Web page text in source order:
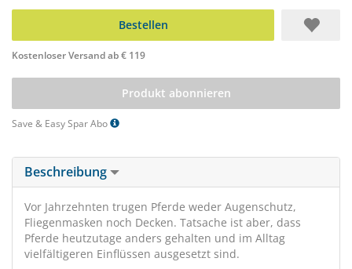
Bestellen
Kostenloser Versand ab € 119
Produkt abonnieren
Save & Easy Spar Abo
Beschreibung
Vor Jahrzehnten trugen Pferde weder Augenschutz,
Fliegenmasken noch Decken. Tatsache ist aber, dass
Pferde heutzutage anders gehalten und im Alltag
vielfältigeren Einflüssen ausgesetzt sind.